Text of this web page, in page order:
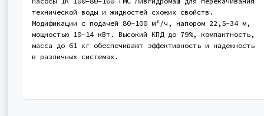
технической воды и жидкостей схожих свойств.
Модификации с подачей 80-100 м³/ч, напором 22,5-34 м,
мощностью 10-14 кВт. Высокий КПД до 79%, компактность,
масса до 61 кг обеспечивают эффективность и надежность
в различных системах.